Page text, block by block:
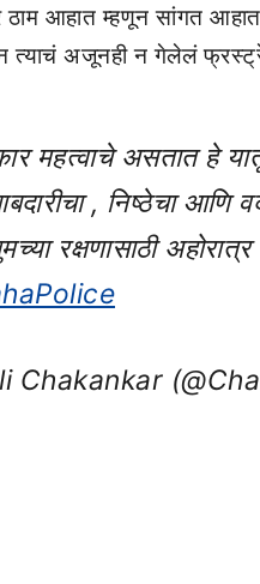
ठाम आहात म्हणून सांगत
त्याचं अजूनही न गेलेलं
महत्वाचे असतात हे
, निष्ठेचा
रक्षणासाठी
Chakankar